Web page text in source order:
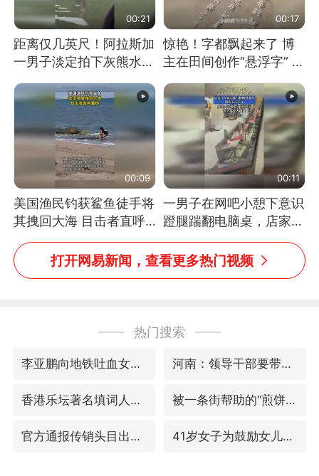
00:21
距离仅几英尺！阿拉斯加
一男子淡定拍下灰熊水中
捕食鲑鱼全程
00:17
惊艳！字都飘起来了 博
主在田间创作“悬浮字” 网
友：真·裸眼3D！
00:09
美国渔民钓获鲨鱼徒手将
其拽回大海 目击者直呼
震惊 （视频来源：参考
消息）
00:11
一男子在网吧小憩下意识
蹬腿踹翻电脑桌，店家3
台显示器与机械臂损坏
打开网易新闻，查看更多热门视频
热门搜索
李亚鹏向地铁吐血女孩捐99999元 河南：领导干部要带头休假
香港乐坛著名填词人黎彼得去世 被一条街帮助的“煎饼叔叔”去世
官方通报传销头目出狱办书院 41岁女子为鼓励女儿考上985研究生